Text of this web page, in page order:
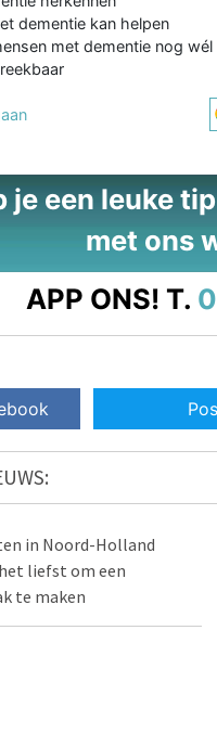
dementie kan helpen
met dementie nog wél
je een leuke
met ons
APP ONS! T.
in Noord-Holland
liefst om een
te maken